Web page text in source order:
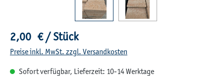
Regulärer Preis:
2,00 € / Stück
Preise inkl. MwSt. zzgl. Versandkosten
Sofort verfügbar, Lieferzeit: 10-14 Werktage